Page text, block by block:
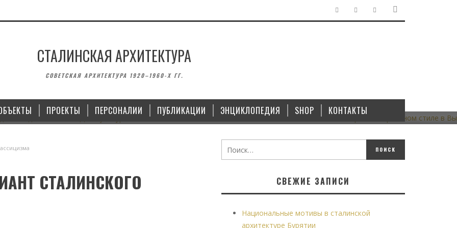
СТАЛИНСКАЯ АРХИТЕКТУРА
СОВЕТСКАЯ АРХИТЕКТУРА 1920–1960-Х ГГ.
ПРОЕКТЫ ПЕРСОНАЛИИ ПУБЛИКАЦИИ ЭНЦИКЛОПЕДИЯ SHOP КОНТАКТЫ
ЗДАНИЯ
КОПЕЙСКЕ
28.10.2021
СТИЛЕ В ВЫКСЕ
18.10.2021
СТАЛИНСКОГО СВЕЖИЕ ЗАПИСИ
Национальные мотивы в сталинской
архитектуре Бурятии